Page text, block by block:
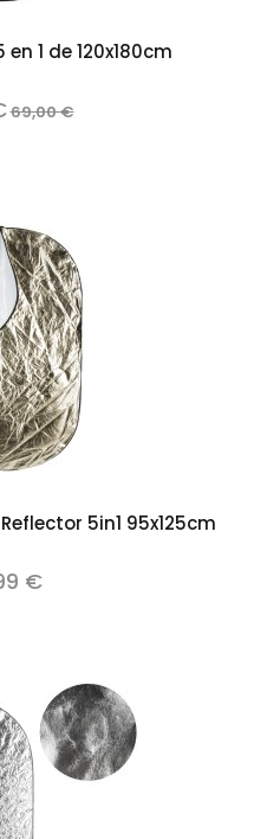
1 de 120x180cm
69,00 €
5in1 95x125cm
€